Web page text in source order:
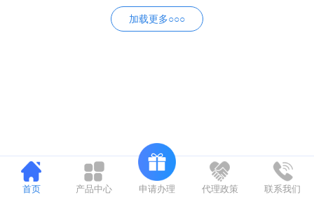
加载更多○○○
首页 产品中心 申请办理 代理政策 联系我们